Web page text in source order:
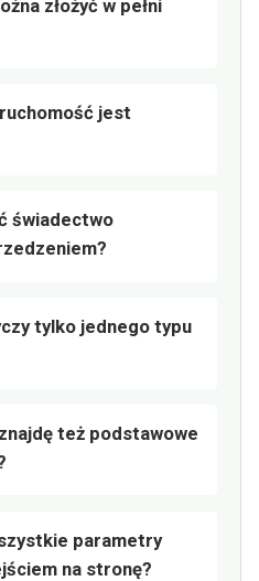
złożyć w pełni
jest
świadectwo
tylko jednego typu
też podstawowe
parametry
na stronę?